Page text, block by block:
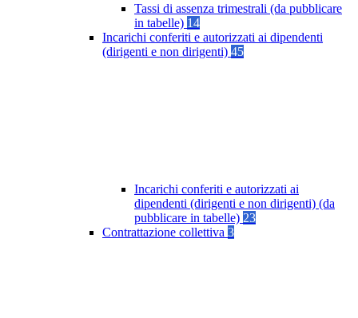
Tassi di assenza trimestrali (da pubblicare
in tabelle) 14
Incarichi conferiti e autorizzati ai dipendenti
(dirigenti e non dirigenti) 45
Incarichi conferiti e autorizzati ai
dipendenti (dirigenti e non dirigenti) (da
pubblicare in tabelle) 23
Contrattazione collettiva 3